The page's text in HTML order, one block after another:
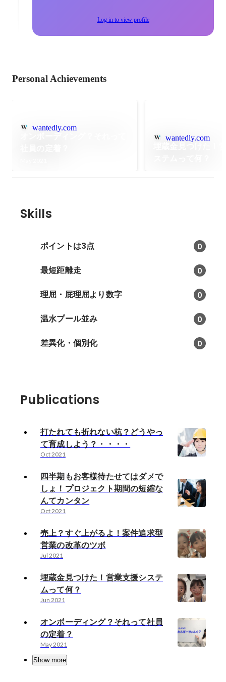
Log in to view profile
Personal Achievements
wantedly.com
wantedly.com
Skills
ポイントは3点 0
最短距離走 0
理屈・屁理屈より数字 0
温水プール並み 0
差異化・個別化 0
Publications
打たれても折れない杭？どうやっ
て育成しよう？・・・・
Oct 2021
四半期もお客様待たせてはダメで
しょ！プロジェクト期間の短縮な
んてカンタン
Oct 2021
売上？すぐ上がるよ！案件追求型
営業の改革のツボ
Jul 2021
埋蔵金見つけた！営業支援システ
ムって何？
Jun 2021
オンボーディング？それって社員
の定着？
May 2021
Show more